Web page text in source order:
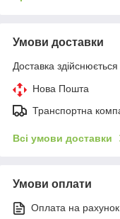
Умови доставки
Доставка
Нова Пошта
Транспортна
Всі умови доставки
Умови оплати
Оплата на рахунок